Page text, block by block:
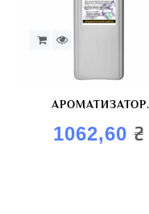
АРОМАТИЗАТОР
“КОПЧЕНИЙ
ЧОРНОСЛИВ”
1062,60 ₴